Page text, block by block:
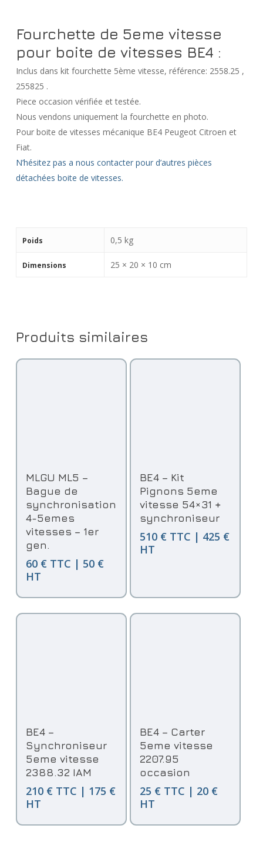
Fourchette de 5eme vitesse
pour boite de vitesses BE4 :
Inclus dans kit fourchette 5ème vitesse, référence: 2558.25 ,
255825 .
Piece occasion vérifiée et testée.
Nous vendons uniquement la fourchette en photo.
Pour boite de vitesses mécanique BE4 Peugeot Citroen et
Fiat.
N’hésitez pas a nous contacter pour d’autres pièces
détachées boite de vitesses.
Poids 0,5 kg
Dimensions 25 × 20 × 10 cm
Produits similaires
MLGU ML5 –
Bague de
synchronisation
4-5emes
vitesses – 1er
gen.
60 € TTC | 50 €
HT
BE4 – Kit
Pignons 5eme
vitesse 54×31 +
synchroniseur
510 € TTC | 425 €
HT
Ajouter Au Panier
BE4 –
Synchroniseur
5eme vitesse
2388.32 IAM
210 € TTC | 175 €
HT
Ajouter Au Panier
BE4 – Carter
5eme vitesse
2207.95
occasion
25 € TTC | 20 €
HT